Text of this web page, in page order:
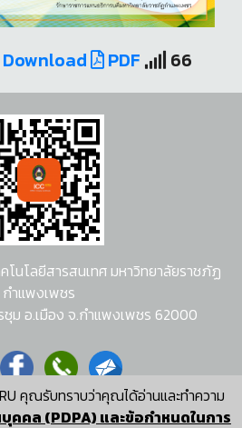
PDF 66
คุณรับทราบว่าคุณได้อ่านและทำความ
คคล (PDPA) และข้อกำหนดในการ
โนโลยีสารสนเทศ มหาวิทยาลัยราชภัฏ
กำแพงเพชร
ชุม อ.เมือง จ.กำแพงเพชร 62000
ะบบ อนุชา พวงผกา